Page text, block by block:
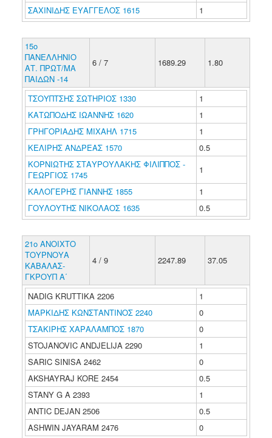
ΣΑΧΙΝΙΔΗΣ ΕΥΑΓΓΕΛΟΣ 1615
1
15ο
ΠΑΝΕΛΛΗΝΙΟ
ΑΤ. ΠΡΩΤ/ΜΑ
ΠΑΙΔΩΝ -14
6 / 7 1689.29 1.80
ΤΣΟΥΠΤΣΗΣ ΣΩΤΗΡΙΟΣ 1330
1
ΚΑΤΩΠΟΔΗΣ ΙΩΑΝΝΗΣ 1620
1
ΓΡΗΓΟΡΙΑΔΗΣ ΜΙΧΑΗΛ 1715
1
ΚΕΛΙΡΗΣ ΑΝΔΡΕΑΣ 1570
0.5
ΚΟΡΝΙΩΤΗΣ ΣΤΑΥΡΟΥΛΑΚΗΣ ΦΙΛΙΠΠΟΣ -
ΓΕΩΡΓΙΟΣ 1745
1
ΚΑΛΟΓΕΡΗΣ ΓΙΑΝΝΗΣ 1855
1
ΓΟΥΛΟΥΤΗΣ ΝΙΚΟΛΑΟΣ 1635
0.5
21ο ΑΝΟΙΧΤΟ
ΤΟΥΡΝΟΥΑ
ΚΑΒΑΛΑΣ-
ΓΚΡΟΥΠ Α΄
4 / 9 2247.89 37.05
NADIG KRUTTIKA 2206
1
ΜΑΡΚΙΔΗΣ ΚΩΝΣΤΑΝΤΙΝΟΣ 2240
0
ΤΣΑΚΙΡΗΣ ΧΑΡΑΛΑΜΠΟΣ 1870
0
STOJANOVIC ANDJELIJA 2290
1
SARIC SINISA 2462
0
AKSHAYRAJ KORE 2454
0.5
STANY G A 2393
1
ANTIC DEJAN 2506
0.5
ASHWIN JAYARAM 2476
0